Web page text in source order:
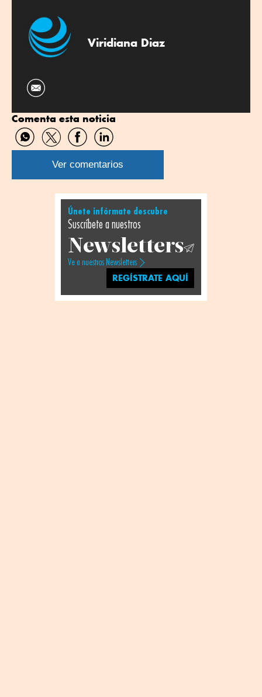
Viridiana Diaz
Comenta esta noticia
Compartir
por
WhatsApp
Compartir
por
Twitter
Compartir
por
Facebook
Compartir
por
Linkedin
Ver comentarios
Únete infórmate descubre
Suscríbete a nuestros
Newsletters
Ve a nuestros Newsletters
REGÍSTRATE AQUÍ